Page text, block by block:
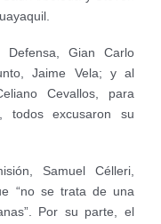
Gian Carlo
Jaime Vela; y al
Cevallos, para
todos excusaron su
Samuel Célleri,
“no se trata de una
Por su parte, el